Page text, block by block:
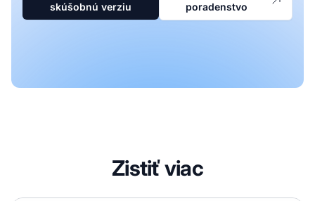
skúšobnú verziu
poradenstvo
Zistiť viac